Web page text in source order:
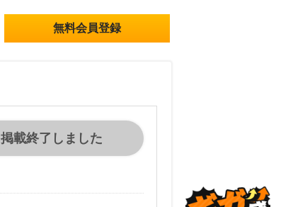
無料会員登録
掲載終了しました